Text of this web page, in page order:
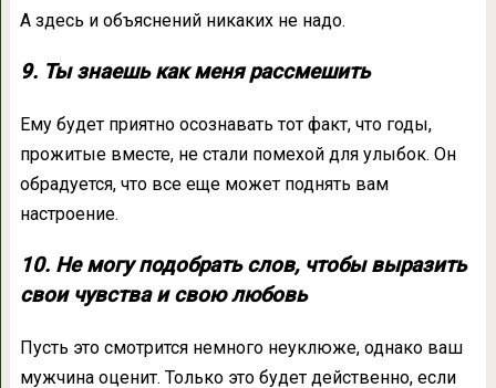
А здесь и объяснений никаких не надо.
9. Ты знаешь как меня рассмешить
Ему будет приятно осознавать тот факт, что годы,
прожитые вместе, не стали помехой для улыбок. Он
обрадуется, что все еще может поднять вам
настроение.
10. Не могу подобрать слов, чтобы выразить
свои чувства и свою любовь
Пусть это смотрится немного неуклюже, однако ваш
мужчина оценит. Только это будет действенно, если